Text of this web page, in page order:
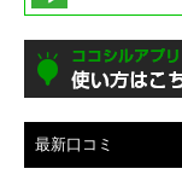
最新口コミ